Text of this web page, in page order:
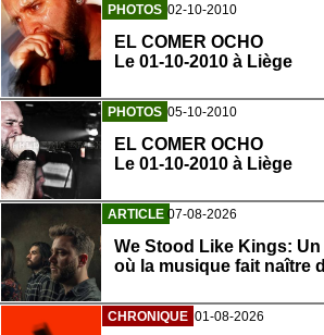
PHOTOS 02-10-2010
EL COMER OCHO
Le 01-10-2010 à Liège
PHOTOS 05-10-2010
EL COMER OCHO
Le 01-10-2010 à Liège
ARTICLE 07-08-2026
We Stood Like Kings:
où la musique fait naître
CHRONIQUE 01-08-2026